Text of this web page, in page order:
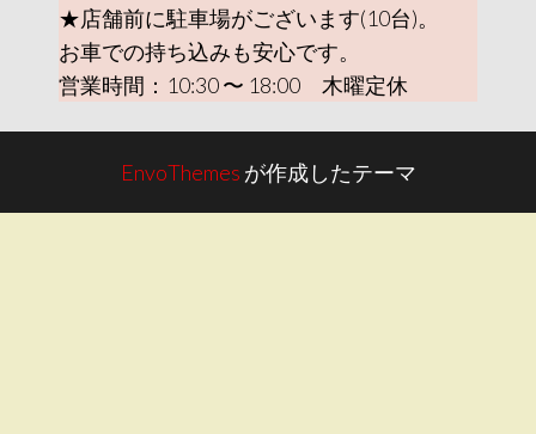
★店舗前に駐車場がございます(10台)。
お車での持ち込みも安心です。
営業時間：10:30 〜 18:00 木曜定休
EnvoThemes が作成したテーマ